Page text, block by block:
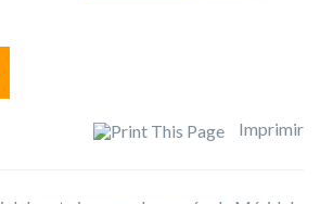
Imprimir